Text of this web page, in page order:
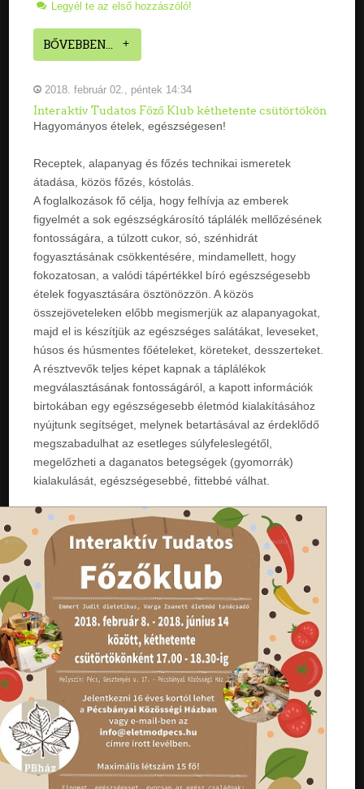
Legyél te az első hozzászóló!
BŐVEBBEN...
2018. február 02., péntek 14:34
Interaktív Tudatos Főző Klub kéthetente csütörtökön
Hagyományos ételek, egészségesen!
Receptek, alapanyag és főzés technikai ismeretek
átadása, közös főzés, kóstolás.
A foglalkozások fő célja, hogy felhívja az emberek
figyelmét a sok egészségkárosító táplálék mellőzésének
fontosságára, a túlzott cukor, só, szénhidrát
fogyasztásának csökkentésére, mindamellett, hogy
fokozatosan, a valódi tápértékkel bíró egészségesebb
ételek fogyasztására ösztönözzön. A közös
összejöveteleken előbb megismerjük az alapanyagokat,
majd el is készítjük az egészséges salátákat, leveseket,
húsos és húsmentes főételeket, köreteket, desszerteket.
A résztvevők teljes képet kapnak a táplálékok
megválasztásának fontosságáról, a kapott információk
birtokában egy egészségesebb életmód kialakításához
nyújtunk segítséget, melynek betartásával az érdeklődő
megszabadulhat az esetleges súlyfeleslegétől,
megelőzheti a daganatos betegségek (gyomorrák)
kialakulását, egészségesebbé, fittebbé válhat.